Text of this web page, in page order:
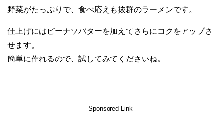
野菜がたっぷりで、食べ応えも抜群のラーメンです。
仕上げにはピーナツバターを加えてさらにコクをアップさ
せます。
簡単に作れるので、試してみてくださいね。
Sponsored Link